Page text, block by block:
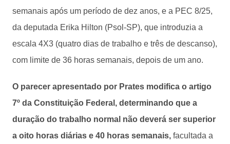
semanais após um período de dez anos, e a PEC 8/25,
da deputada Erika Hilton (Psol-SP), que introduzia a
escala 4X3 (quatro dias de trabalho e três de descanso),
com limite de 36 horas semanais, depois de um ano.
O parecer apresentado por Prates modifica o artigo
7º da Constituição Federal, determinando que a
duração do trabalho normal não deverá ser superior
a oito horas diárias e 40 horas semanais, facultada a